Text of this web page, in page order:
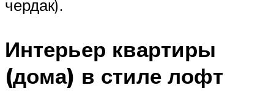
чердак).
Интерьер квартиры
(дома) в стиле лофт